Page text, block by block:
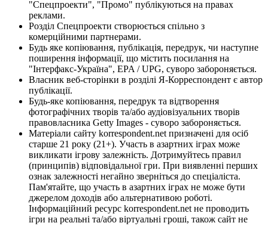
"Спецпроекти", "Промо" публікуються на правах
реклами.
Розділ Спецпроекти створюється спільно з
комерційними партнерами.
Будь яке копіювання, публікація, передрук, чи наступне
поширення інформації, що містить посилання на
"Інтерфакс-Україна", EPA / UPG, суворо забороняється.
Власник веб-сторінки в розділі Я-Корреспондент є автор
публікації.
Будь-яке копіювання, передрук та відтворення
фотографічних творів та/або аудіовізуальних творів
правовласника Getty Images - суворо забороняється.
Матеріали сайту korrespondent.net призначені для осіб
старше 21 року (21+). Участь в азартних іграх може
викликати ігрову залежність. Дотримуйтесь правил
(принципів) відповідальної гри. При виявленні перших
ознак залежності негайно зверніться до спеціаліста.
Пам'ятайте, що участь в азартних іграх не може бути
джерелом доходів або альтернативою роботі.
Інформаційний ресурс korrespondent.net не проводить
ігри на реальні та/або віртуальні гроші, також сайт не